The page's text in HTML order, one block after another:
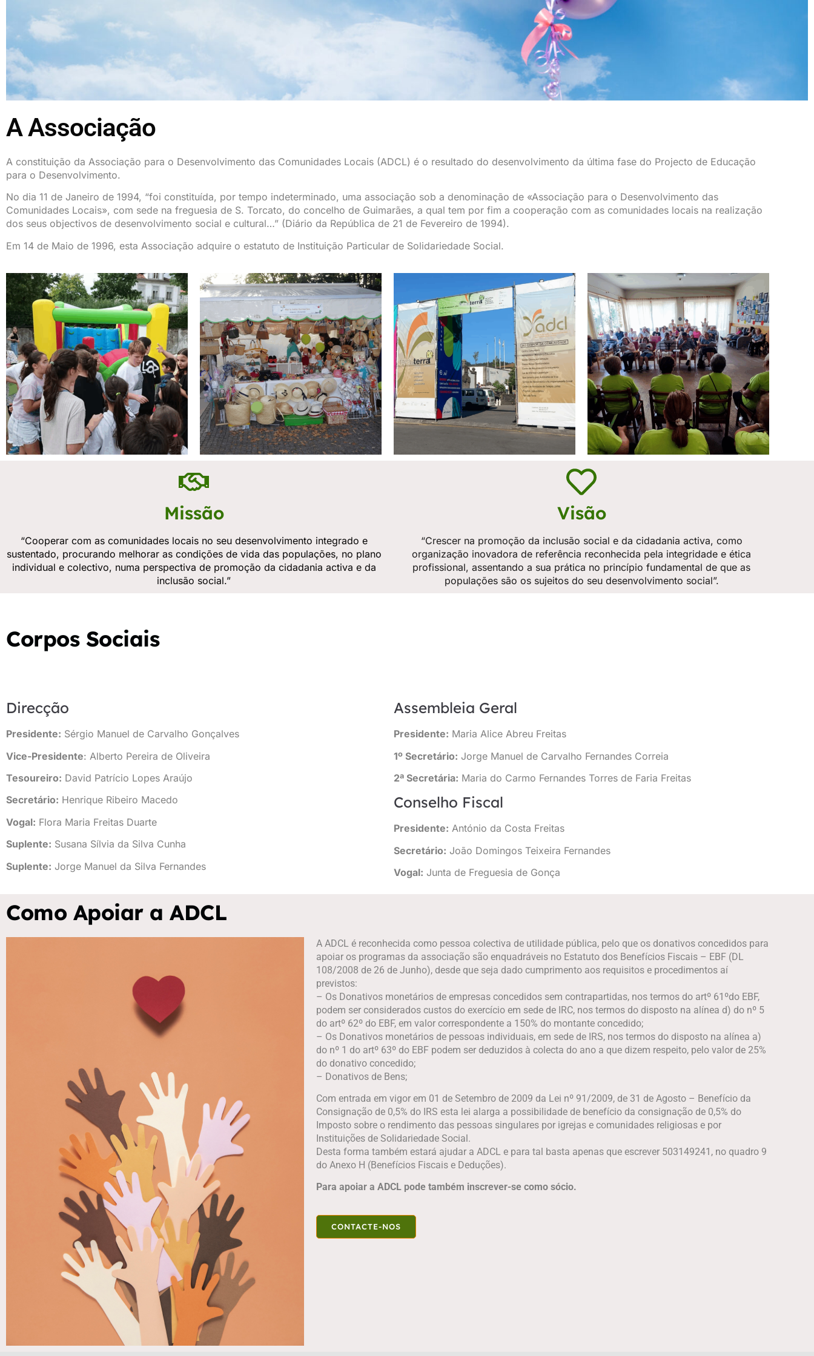
A Associação
A constituição da Associação para o Desenvolvimento das Comunidades Locais (ADCL) é o resultado do desenvolvimento da última fase do Projecto de Educação
para o Desenvolvimento.
No dia 11 de Janeiro de 1994, “foi constituída, por tempo indeterminado, uma associação sob a denominação de «Associação para o Desenvolvimento das
Comunidades Locais», com sede na freguesia de S. Torcato, do concelho de Guimarães, a qual tem por fim a cooperação com as comunidades locais na realização
dos seus objectivos de desenvolvimento social e cultural…” (Diário da República de 21 de Fevereiro de 1994).
Em 14 de Maio de 1996, esta Associação adquire o estatuto de Instituição Particular de Solidariedade Social.
Missão
“Cooperar com as comunidades locais no seu desenvolvimento integrado e
sustentado, procurando melhorar as condições de vida das populações, no plano
individual e colectivo, numa perspectiva de promoção da cidadania activa e da
inclusão social.”
Visão
“Crescer na promoção da inclusão social e da cidadania activa, como
organização inovadora de referência reconhecida pela integridade e ética
profissional, assentando a sua prática no princípio fundamental de que as
populações são os sujeitos do seu desenvolvimento social”.
Corpos Sociais
Direcção
Presidente: Sérgio Manuel de Carvalho Gonçalves
Vice-Presidente: Alberto Pereira de Oliveira
Tesoureiro: David Patrício Lopes Araújo
Secretário: Henrique Ribeiro Macedo
Vogal: Flora Maria Freitas Duarte
Suplente: Susana Sílvia da Silva Cunha
Suplente: Jorge Manuel da Silva Fernandes
Assembleia Geral
Presidente: Maria Alice Abreu Freitas
1º Secretário: Jorge Manuel de Carvalho Fernandes Correia
2ª Secretária: Maria do Carmo Fernandes Torres de Faria Freitas
Conselho Fiscal
Presidente: António da Costa Freitas
Secretário: João Domingos Teixeira Fernandes
Vogal: Junta de Freguesia de Gonça
Como Apoiar a ADCL
A ADCL é reconhecida como pessoa colectiva de utilidade pública, pelo que os donativos concedidos para
apoiar os programas da associação são enquadráveis no Estatuto dos Benefícios Fiscais – EBF (DL
108/2008 de 26 de Junho), desde que seja dado cumprimento aos requisitos e procedimentos aí
previstos:
– Os Donativos monetários de empresas concedidos sem contrapartidas, nos termos do artº 61ºdo EBF,
podem ser considerados custos do exercício em sede de IRC, nos termos do disposto na alínea d) do nº 5
do artº 62º do EBF, em valor correspondente a 150% do montante concedido;
– Os Donativos monetários de pessoas individuais, em sede de IRS, nos termos do disposto na alínea a)
do nº 1 do artº 63º do EBF podem ser deduzidos à colecta do ano a que dizem respeito, pelo valor de 25%
do donativo concedido;
– Donativos de Bens;
Com entrada em vigor em 01 de Setembro de 2009 da Lei nº 91/2009, de 31 de Agosto – Benefício da
Consignação de 0,5% do IRS esta lei alarga a possibilidade de benefício da consignação de 0,5% do
Imposto sobre o rendimento das pessoas singulares por igrejas e comunidades religiosas e por
Instituições de Solidariedade Social.
Desta forma também estará ajudar a ADCL e para tal basta apenas que escrever 503149241, no quadro 9
do Anexo H (Benefícios Fiscais e Deduções).
Para apoiar a ADCL pode também inscrever-se como sócio.
CONTACTE-NOS